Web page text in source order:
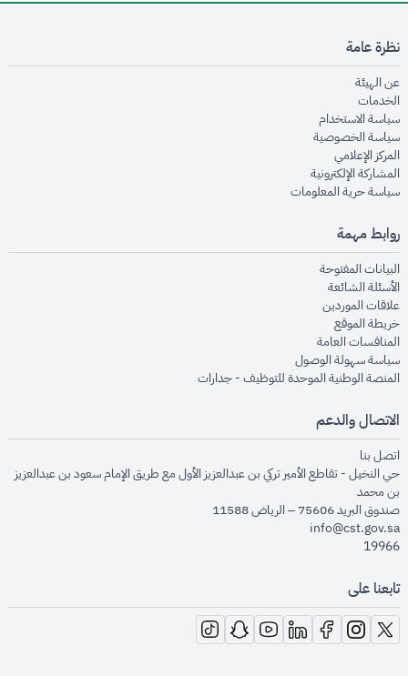
نظرة عامة
عن الهيئةopens in new window
الخدماتopens in new window
سياسة الاستخدام
سياسة الخصوصيةopens in new window
المركز الإعلاميopens in new window
المشاركة الإلكترونيةopens in new window
سياسة حرية المعلوماتopens in new window
روابط مهمة
البيانات المفتوحةopens in new window
الأسئلة الشائعةopens in new window
علاقات الموردينopens in new window
خريطة الموقعopens in new window
المنافسات العامةopens in new window
سياسة سهولة الوصولopens in new window
المنصة الوطنية الموحدة للتوظيف - جداراتopens in new window
الاتصال والدعم
اتصل بنا
حي النخيل - تقاطع الأمير تركي بن عبدالعزيز الأول مع طريق الإمام سعود بن عبدالعزيز
بن محمد
صندوق البريد 75606 – الرياض 11588
info@cst.gov.sa
19966
تابعنا على
opens in new window
opens in new window
opens in new window
opens in new window
opens in new window
opens in new window
opens in new window